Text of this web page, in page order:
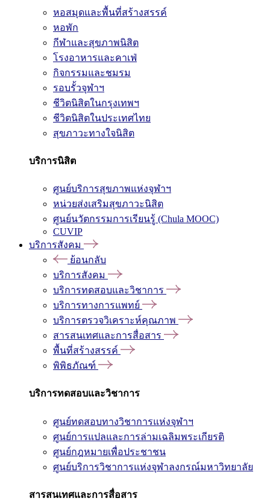
หอสมุดและพื้นที่สร้างสรรค์
หอพัก
กีฬาและสุขภาพนิสิต
โรงอาหารและคาเฟ่
กิจกรรมและชมรม
รอบรั้วจุฬาฯ
ชีวิตนิสิตในกรุงเทพฯ
ชีวิตนิสิตในประเทศไทย
สุขภาวะทางใจนิสิต
บริการนิสิต
ศูนย์บริการสุขภาพแห่งจุฬาฯ
หน่วยส่งเสริมสุขภาวะนิสิต
ศูนย์นวัตกรรมการเรียนรู้ (Chula MOOC)
CUVIP
บริการสังคม
ย้อนกลับ
บริการสังคม
บริการทดสอบและวิชาการ
บริการทางการแพทย์
บริการตรวจวิเคราะห์คุณภาพ
สารสนเทศและการสื่อสาร
พื้นที่สร้างสรรค์
พิพิธภัณฑ์
บริการทดสอบและวิชาการ
ศูนย์ทดสอบทางวิชาการแห่งจุฬาฯ
ศูนย์การแปลและการล่ามเฉลิมพระเกียรติ
ศูนย์กฎหมายเพื่อประชาชน
ศูนย์บริการวิชาการแห่งจุฬาลงกรณ์มหาวิทยาลัย
สารสนเทศและการสื่อสาร